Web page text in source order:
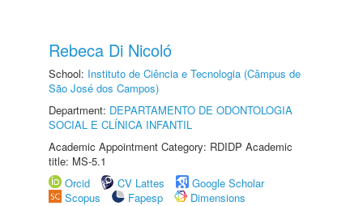
Rebeca Di Nicoló
School: Instituto de Ciência e Tecnologia (Câmpus de
São José dos Campos)
Department: DEPARTAMENTO DE ODONTOLOGIA
SOCIAL E CLÍNICA INFANTIL
Academic Appointment Category: RDIDP Academic
title: MS-5.1
Orcid
CV Lattes
Google Scholar
Scopus
Fapesp
Dimensions